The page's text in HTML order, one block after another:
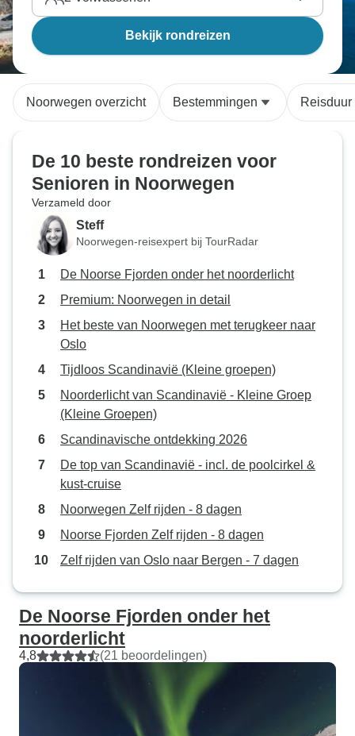
Bekijk rondreizen
Noorwegen overzicht Bestemmingen Reisduur
De 10 beste rondreizen voor
Senioren in Noorwegen
Verzameld door
Steff
Noorwegen-reisexpert bij TourRadar
De Noorse Fjorden onder het noorderlicht
Premium: Noorwegen in detail
Het beste van Noorwegen met terugkeer naar
Oslo
Tijdloos Scandinavië (Kleine groepen)
Noorderlicht van Scandinavië - Kleine Groep
(Kleine Groepen)
Scandinavische ontdekking 2026
De top van Scandinavië - incl. de poolcirkel &
kust-cruise
Noorwegen Zelf rijden - 8 dagen
Noorse Fjorden Zelf rijden - 8 dagen
Zelf rijden van Oslo naar Bergen - 7 dagen
De Noorse Fjorden onder het
noorderlicht
4,8 (21 beoordelingen)